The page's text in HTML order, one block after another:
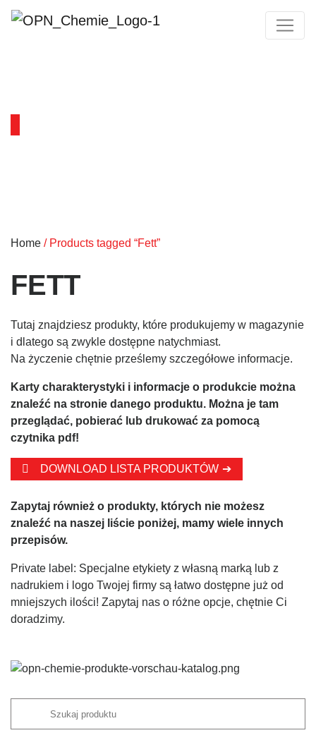
Home / Products tagged “Fett”
FETT
Tutaj znajdziesz produkty, które produkujemy w magazynie
i dlatego są zwykle dostępne natychmiast.
Na życzenie chętnie prześlemy szczegółowe informacje.
Karty charakterystyki i informacje o produkcie można
znaleźć na stronie danego produktu. Można je tam
przeglądać, pobierać lub drukować za pomocą
czytnika pdf!
DOWNLOAD LISTA PRODUKTÓW
Zapytaj również o produkty, których nie możesz
znaleźć na naszej liście poniżej, mamy wiele innych
przepisów.
Private label: Specjalne etykiety z własną marką lub z
nadrukiem i logo Twojej firmy są łatwo dostępne już od
mniejszych ilości! Zapytaj nas o różne opcje, chętnie Ci
doradzimy.